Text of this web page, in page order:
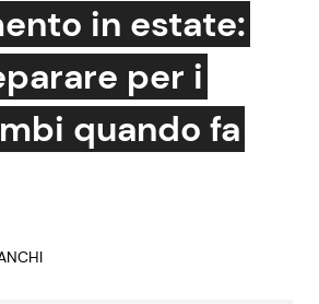
Gossip e TV
Bellezze VIP
in estate:
per i
quando fa